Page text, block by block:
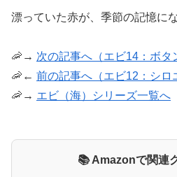
漂っていた赤が、季節の記憶にな
🦐→ 次の記事へ（エビ14：ボタ
🦐← 前の記事へ（エビ12：シロ
🦐→ エビ（海）シリーズ一覧へ
📚 Amazonで関連